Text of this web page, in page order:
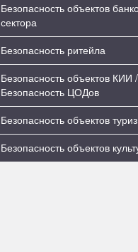
Безопасность объектов
сектора
Безопасность ритейла
Безопасность объектов КИИ /
Безопасность ЦОДов
Безопасность объектов
Безопасность объектов